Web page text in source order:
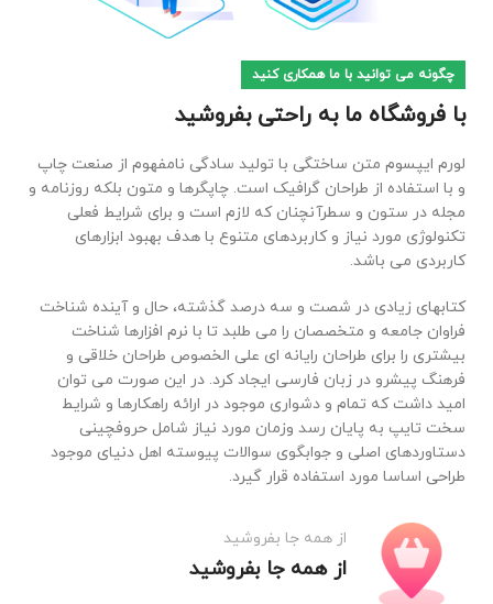
چگونه می توانید با ما همکاری کنید
با فروشگاه ما به راحتی بفروشید
لورم ایپسوم متن ساختگی با تولید سادگی نامفهوم از صنعت چاپ
و با استفاده از طراحان گرافیک است. چاپگرها و متون بلکه روزنامه و
مجله در ستون و سطرآنچنان که لازم است و برای شرایط فعلی
تکنولوژی مورد نیاز و کاربردهای متنوع با هدف بهبود ابزارهای
کاربردی می باشد.
کتابهای زیادی در شصت و سه درصد گذشته، حال و آینده شناخت
فراوان جامعه و متخصصان را می طلبد تا با نرم افزارها شناخت
بیشتری را برای طراحان رایانه ای علی الخصوص طراحان خلاقی و
فرهنگ پیشرو در زبان فارسی ایجاد کرد. در این صورت می توان
امید داشت که تمام و دشواری موجود در ارائه راهکارها و شرایط
سخت تایپ به پایان رسد وزمان مورد نیاز شامل حروفچینی
دستاوردهای اصلی و جوابگوی سوالات پیوسته اهل دنیای موجود
طراحی اساسا مورد استفاده قرار گیرد.
از همه جا بفروشید
از همه جا بفروشید